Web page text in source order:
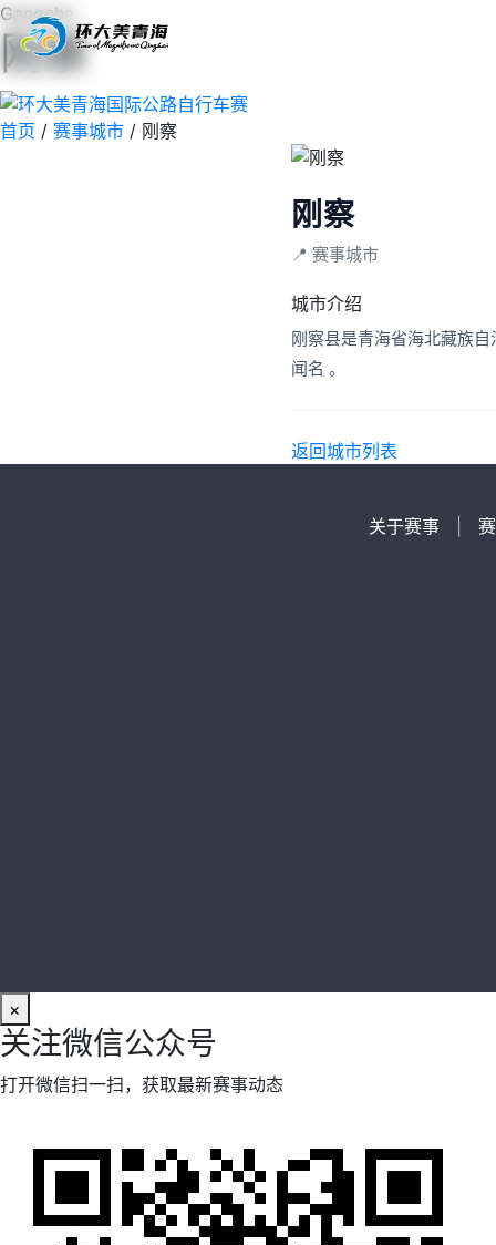
Gangcha
刚察
首页 / 赛事城市 / 刚察
刚察
📍 赛事城市
城市介绍
刚察县是青海省海北藏族自治州辖县‌，坐落在‌青海湖北岸‌，是环湖地区重要的生态屏障和旅游节
闻名 。
返回城市列表
关于赛事
×
关注微信公众号
打开微信扫一扫，获取最新赛事动态